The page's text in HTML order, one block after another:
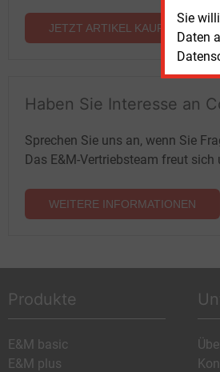
Sie
Daten
JETZT ARTIKEL KAUFEN
Haben Sie Interesse an
Sprechen Sie uns an, wenn Sie
Das E&M-Vertriebsteam freut
WEITERE INFORMATIONEN
Produkte
E&M basic
E&M plus